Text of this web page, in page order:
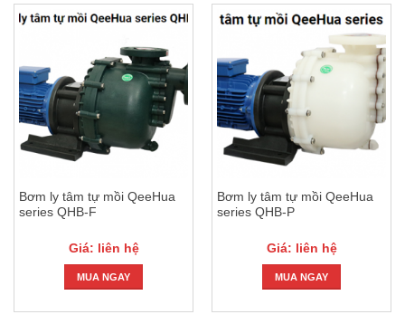
Bơm ly tâm tự mồi QeeHua
series QHB-F
Giá: liên hệ
MUA NGAY
Bơm ly tâm tự mồi QeeHua
series QHB-P
Giá: liên hệ
MUA NGAY